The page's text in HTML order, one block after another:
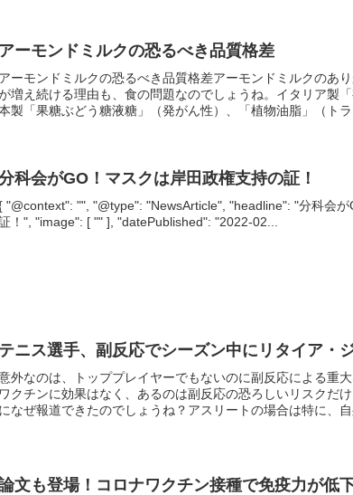
アーモンドミルクの恐るべき品質格差
アーモンドミルクの恐るべき品質格差アーモンドミルクのあ
増え続ける理由も、食の問題なのでしょうね。イタリア製
製「果糖ぶどう糖液糖」（発がん性）、「植物油脂」（ト
科会がGO！マスクは岸田政権支持の証！
"@context": "", "@type": "NewsArticle", "headline": "分科会
！", "image": [ "" ], "datePublished": "2022-02...
テニス選手、副反応でシーズン中にリタイア・
外なのは、トッププレイヤーでもないのに副反応による重
ワクチンに効果はなく、あるのは副反応の恐ろしいリスクだ
になぜ報道できたのでしょうね？アスリートの場合は特に、
文も登場！コロナワクチン接種で免疫力が低